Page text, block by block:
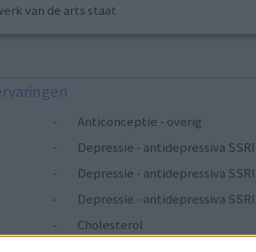
van de arts staat
-
Anticonceptie - overig
-
Depressie - antidepressiva SSRI
-
Depressie - antidepressiva SSRI
-
Depressie - antidepressiva SSRI
-
Cholesterol